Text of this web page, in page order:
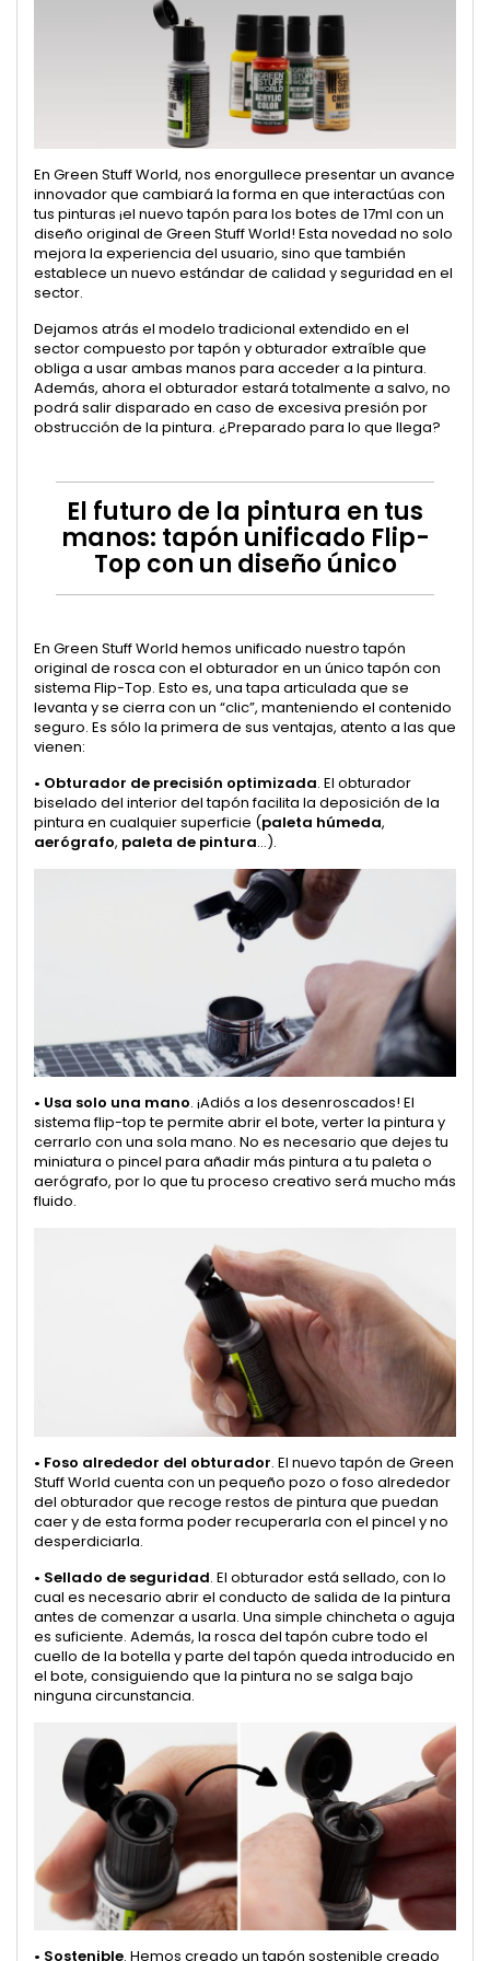
En Green Stuff World, nos enorgullece presentar un avance
innovador que cambiará la forma en que interactúas con
tus pinturas ¡el nuevo tapón para los botes de 17ml con un
diseño original de Green Stuff World! Esta novedad no solo
mejora la experiencia del usuario, sino que también
establece un nuevo estándar de calidad y seguridad en el
sector.
Dejamos atrás el modelo tradicional extendido en el
sector compuesto por tapón y obturador extraíble que
obliga a usar ambas manos para acceder a la pintura.
Además, ahora el obturador estará totalmente a salvo, no
podrá salir disparado en caso de excesiva presión por
obstrucción de la pintura. ¿Preparado para lo que llega?
El futuro de la pintura en tus
manos: tapón unificado Flip-
Top con un diseño único
En Green Stuff World hemos unificado nuestro tapón
original de rosca con el obturador en un único tapón con
sistema Flip-Top. Esto es, una tapa articulada que se
levanta y se cierra con un “clic”, manteniendo el contenido
seguro. Es sólo la primera de sus ventajas, atento a las que
vienen:
• Obturador de precisión optimizada. El obturador
biselado del interior del tapón facilita la deposición de la
pintura en cualquier superficie (paleta húmeda,
aerógrafo, paleta de pintura…).
• Usa solo una mano. ¡Adiós a los desenroscados! El
sistema flip-top te permite abrir el bote, verter la pintura y
cerrarlo con una sola mano. No es necesario que dejes tu
miniatura o pincel para añadir más pintura a tu paleta o
aerógrafo, por lo que tu proceso creativo será mucho más
fluido.
• Foso alrededor del obturador. El nuevo tapón de Green
Stuff World cuenta con un pequeño pozo o foso alrededor
del obturador que recoge restos de pintura que puedan
caer y de esta forma poder recuperarla con el pincel y no
desperdiciarla.
• Sellado de seguridad. El obturador está sellado, con lo
cual es necesario abrir el conducto de salida de la pintura
antes de comenzar a usarla. Una simple chincheta o aguja
es suficiente. Además, la rosca del tapón cubre todo el
cuello de la botella y parte del tapón queda introducido en
el bote, consiguiendo que la pintura no se salga bajo
ninguna circunstancia.
• Sostenible. Hemos creado un tapón sostenible creado